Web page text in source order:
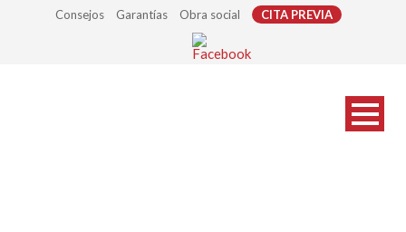
Consejos Garantías Obra social CITA PREVIA